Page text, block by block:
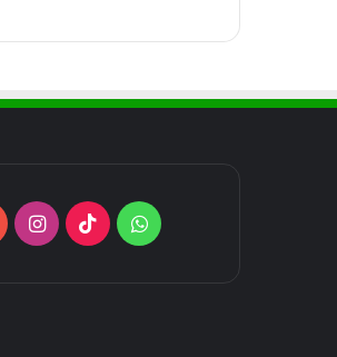
YouTubeInstagram
TikTokWhatsApp